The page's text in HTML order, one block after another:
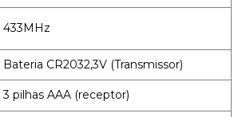
433MHz
Bateria CR2032,3V (Transmissor)
3 pilhas AAA (receptor)